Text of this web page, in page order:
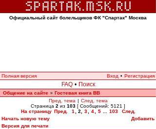
Официальный сайт болельщиков ФК "Спартак" Москва
Полная версия Вход • Регистрация
FAQ • Поиск
Общение на сайте » Гостевая книга ВВ
Пред. тема | След. тема
Страница 2 из 103 [ Сообщений: 5121 ]
На страницу Пред. 1 2 3 4 5 103
След.
Начать новую тему
Добавить
Версия для печати